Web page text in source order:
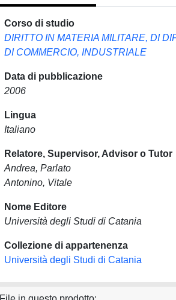
Corso di studio
DIRITTO IN MATERIA MILITARE, DI
DI COMMERCIO, INDUSTRIALE
Data di pubblicazione
2006
Lingua
Italiano
Relatore, Supervisor, Advisor o Tutor
Andrea, Parlato
Antonino, Vitale
Nome Editore
Università degli Studi di Catania
Collezione di appartenenza
Università degli Studi di Catania